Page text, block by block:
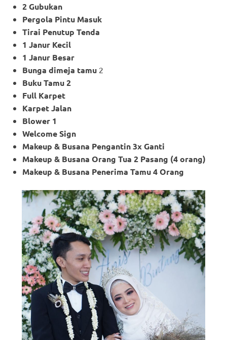
2 Gubukan
Pergola Pintu Masuk
Tirai Penutup Tenda
1 Janur Kecil
1 Janur Besar
Bunga dimeja tamu 2
Buku Tamu 2
Full Karpet
Karpet Jalan
Blower 1
Welcome Sign
Makeup & Busana Pengantin 3x Ganti
Makeup & Busana Orang Tua 2 Pasang (4 orang)
Makeup & Busana Penerima Tamu 4 Orang